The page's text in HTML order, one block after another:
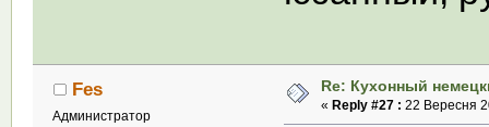
Fes
Администратор
Re: Кухонный
« Reply #27 : 22 Вересня